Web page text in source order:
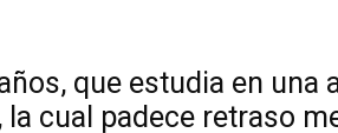
que estudia en una
cual padece retraso